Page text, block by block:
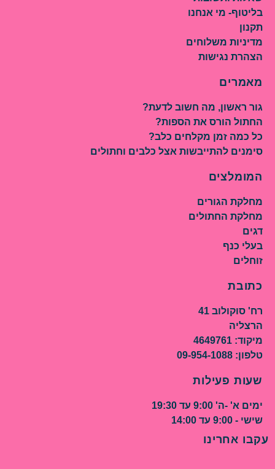
בליטוף- מי אנחנו
תקנון
מדיניות משלוחים
הצהרת נגישות
מאמרים
גור ראשון, מה חשוב לדעת?
החתול הורס את הספות?
כל כמה זמן מקלחים כלב?
סימנים להתייבשות אצל כלבים וחתולים
המומלצים
מחלקת הגורים
מחלקת החתולים
דגים
בעלי כנף
זוחלים
כתובת
רח' סוקולוב 41
הרצליה
מיקוד: 4649761
טלפון: 09-954-1088
שעות פעילות
ימים א' -ה' 9:00 עד 19:30
שישי - 9:00 עד 14:00
עקבו אחרינו